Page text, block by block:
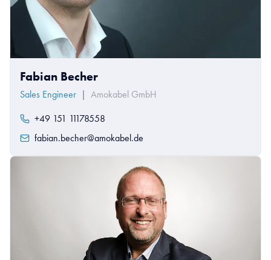
Fabian Becher
Sales Engineer | Amokabel GmbH
+49 151 11178558
fabian.becher@amokabel.de